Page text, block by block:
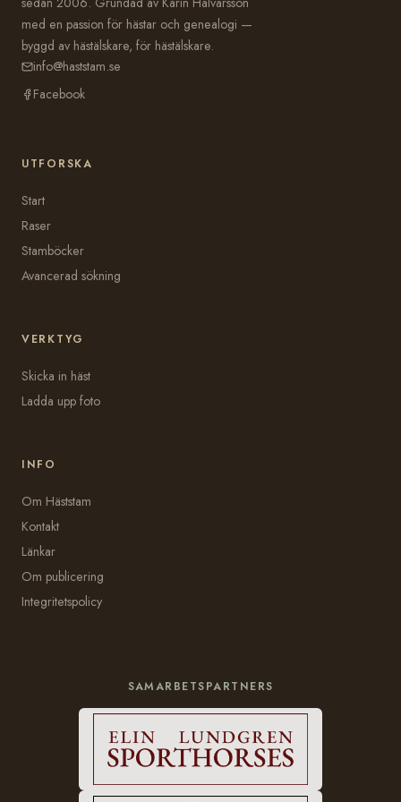
med en passion för hästar och genealogi —
byggd av hästälskare, för hästälskare.
info@haststam.se
Facebook
UTFORSKA
Start
Raser
Stamböcker
Avancerad sökning
VERKTYG
Skicka in häst
Ladda upp foto
INFO
Om Häststam
Kontakt
Länkar
Om publicering
Integritetspolicy
SAMARBETSPARTNERS